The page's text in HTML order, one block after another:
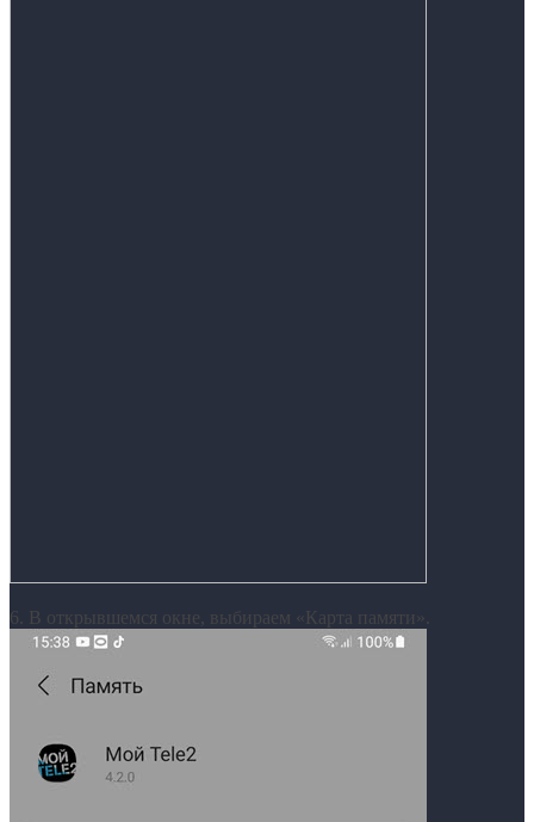
6. В открывшемся окне, выбираем «Карта памяти».